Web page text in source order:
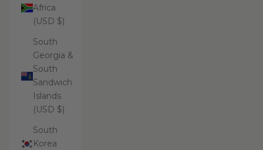
Africa
(USD $)
South
Georgia &
South
Sandwich
Islands
(USD $)
South
Korea